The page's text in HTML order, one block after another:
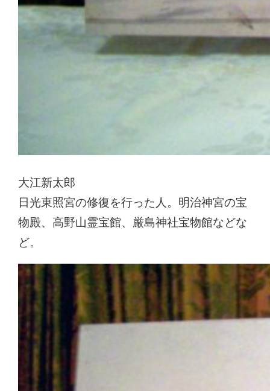
大江新太郎
日光東照宮の修復を行った人。明治神宮の宝
物殿、高野山霊宝館、厳島神社宝物館などな
ど。